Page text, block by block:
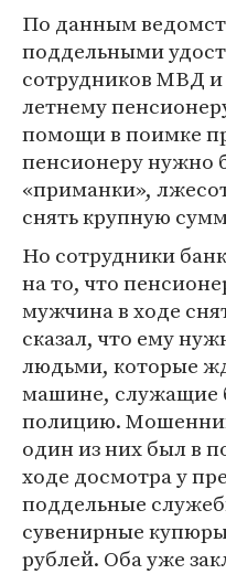
По данным
поддельными
сотрудников МВД и
летнему
помощи в поимке
пенсионеру нужно
«приманки»,
снять крупную
Но сотрудники
на то, что
мужчина в ходе
сказал, что ему
людьми, которые
машине, служащие
полицию.
один из них был в
ходе досмотра у
поддельные
сувенирные
рублей. Оба уже